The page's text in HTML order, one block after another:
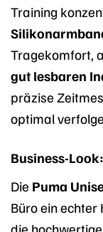
Training
Tragekomfort,
gut lesbaren
präzise
optimal
Business-
Die Puma
Büro ein echter
die